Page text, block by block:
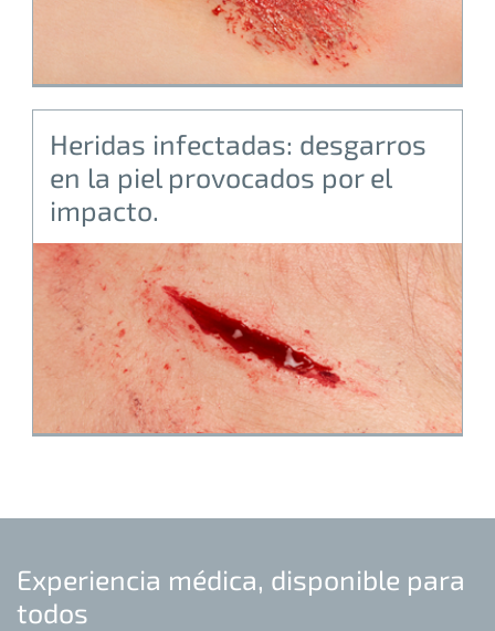
Heridas infectadas: desgarros
en la piel provocados por el
impacto.
Experiencia médica, disponible para
todos